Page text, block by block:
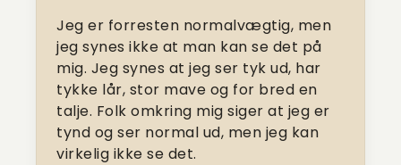
Jeg er forresten normalvægtig, men
jeg synes ikke at man kan se det på
mig. Jeg synes at jeg ser tyk ud, har
tykke lår, stor mave og for bred en
talje. Folk omkring mig siger at jeg er
tynd og ser normal ud, men jeg kan
virkelig ikke se det.